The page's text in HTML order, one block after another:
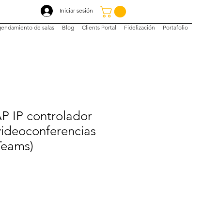
Iniciar sesión
de salas Blog Clients Portal Fidelización Portafolio
IP controlador